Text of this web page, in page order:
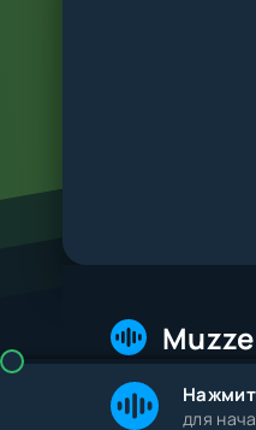
Muzze
© 2026
для